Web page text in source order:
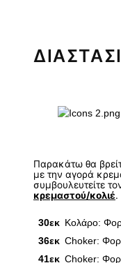
Παρακάτω θα
με την αγορά
συμβουλευτείτε
κρεμαστού/κολιέ.
30εκ
Κολάρο:
36εκ Choker:
41εκ Choker: